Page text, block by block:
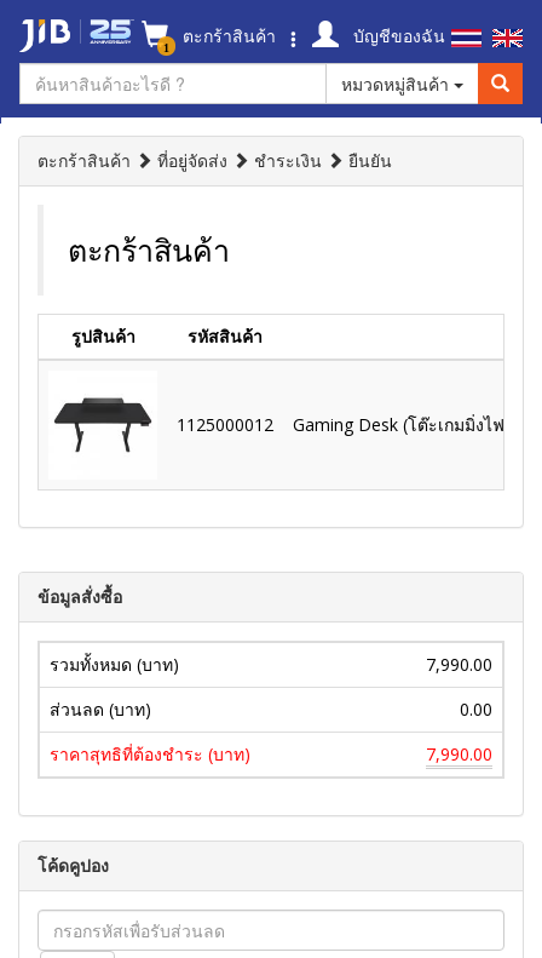
1 ตะกร้าสินค้า
บัญชีของฉัน
หมวดหมู่สินค้า
ตะกร้าสินค้า ที่อยู่จัดส่ง ชำระเงิน ยืนยัน
ตะกร้าสินค้า
รูปสินค้า รหัสสินค้า
1125000012 Gaming Desk (โต๊ะเกมมิ่งไฟฟ้า)
ข้อมูลสั่งซื้อ
รวมทั้งหมด (บาท)
7,990.00
ส่วนลด (บาท)
0.00
ราคาสุทธิที่ต้องชำระ (บาท)
7,990.00
โค้ดคูปอง